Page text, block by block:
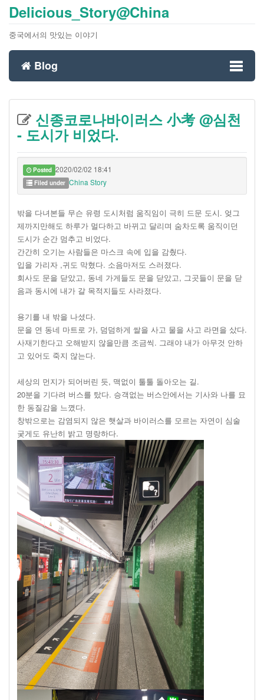
Delicious_Story@China
중국에서의 맛있는 이야기
Toggle
Blog
신종코로나바이러스 小考 @심천
- 도시가 비었다.
Posted 2020/02/02 18:41
Filed under China Story
밖을 다녀본들 무슨 유령 도시처럼 움직임이 극히 드문 도시. 엊그
제까지만해도 하루가 멀다하고 바뀌고 달리며 숨차도록 움직이던
도시가 순간 멈추고 비었다.
간간히 오기는 사람들은 마스크 속에 입을 감췄다.
입을 가리자 ,귀도 막혔다. 소음마저도 스러졌다.
회사도 문을 닫았고, 동네 가게들도 문을 닫았고, 그곳들이 문을 닫
음과 동시에 내가 갈 목적지들도 사라졌다.
용기를 내 밖을 나셨다.
문을 연 동네 마트로 가, 덤덤하게 쌀을 사고 물을 사고 라면을 샀다.
사재기한다고 오해받지 않을만큼 조금씩. 그래야 내가 아무것 안하
고 있어도 죽지 않는다.
세상의 먼지가 되어버린 듯, 맥없이 툴툴 돌아오는 길.
20분을 기다려 버스를 탔다. 승객없는 버스안에서는 기사와 나를 묘
한 동질감을 느꼈다.
창밖으로는 감염되지 않은 햇살과 바이러스를 모르는 자연이 심술
궂게도 유난히 밝고 명랑하다.